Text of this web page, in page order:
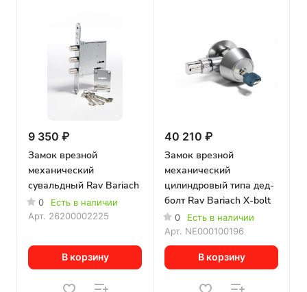
9 350 ₽
Замок врезной
механический
сувальдный Rav Bariach
0
Есть в наличии
Арт. 26200002225
В корзину
40 210 ₽
Замок врезной
механический
цилиндровый типа дед-
болт Rav Bariach X-bolt
0
Есть в наличии
Арт. NE000100196
В корзину